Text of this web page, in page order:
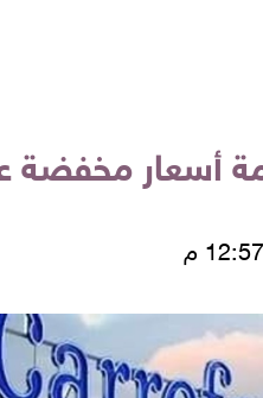
أسعار مخفضة
12:57 م